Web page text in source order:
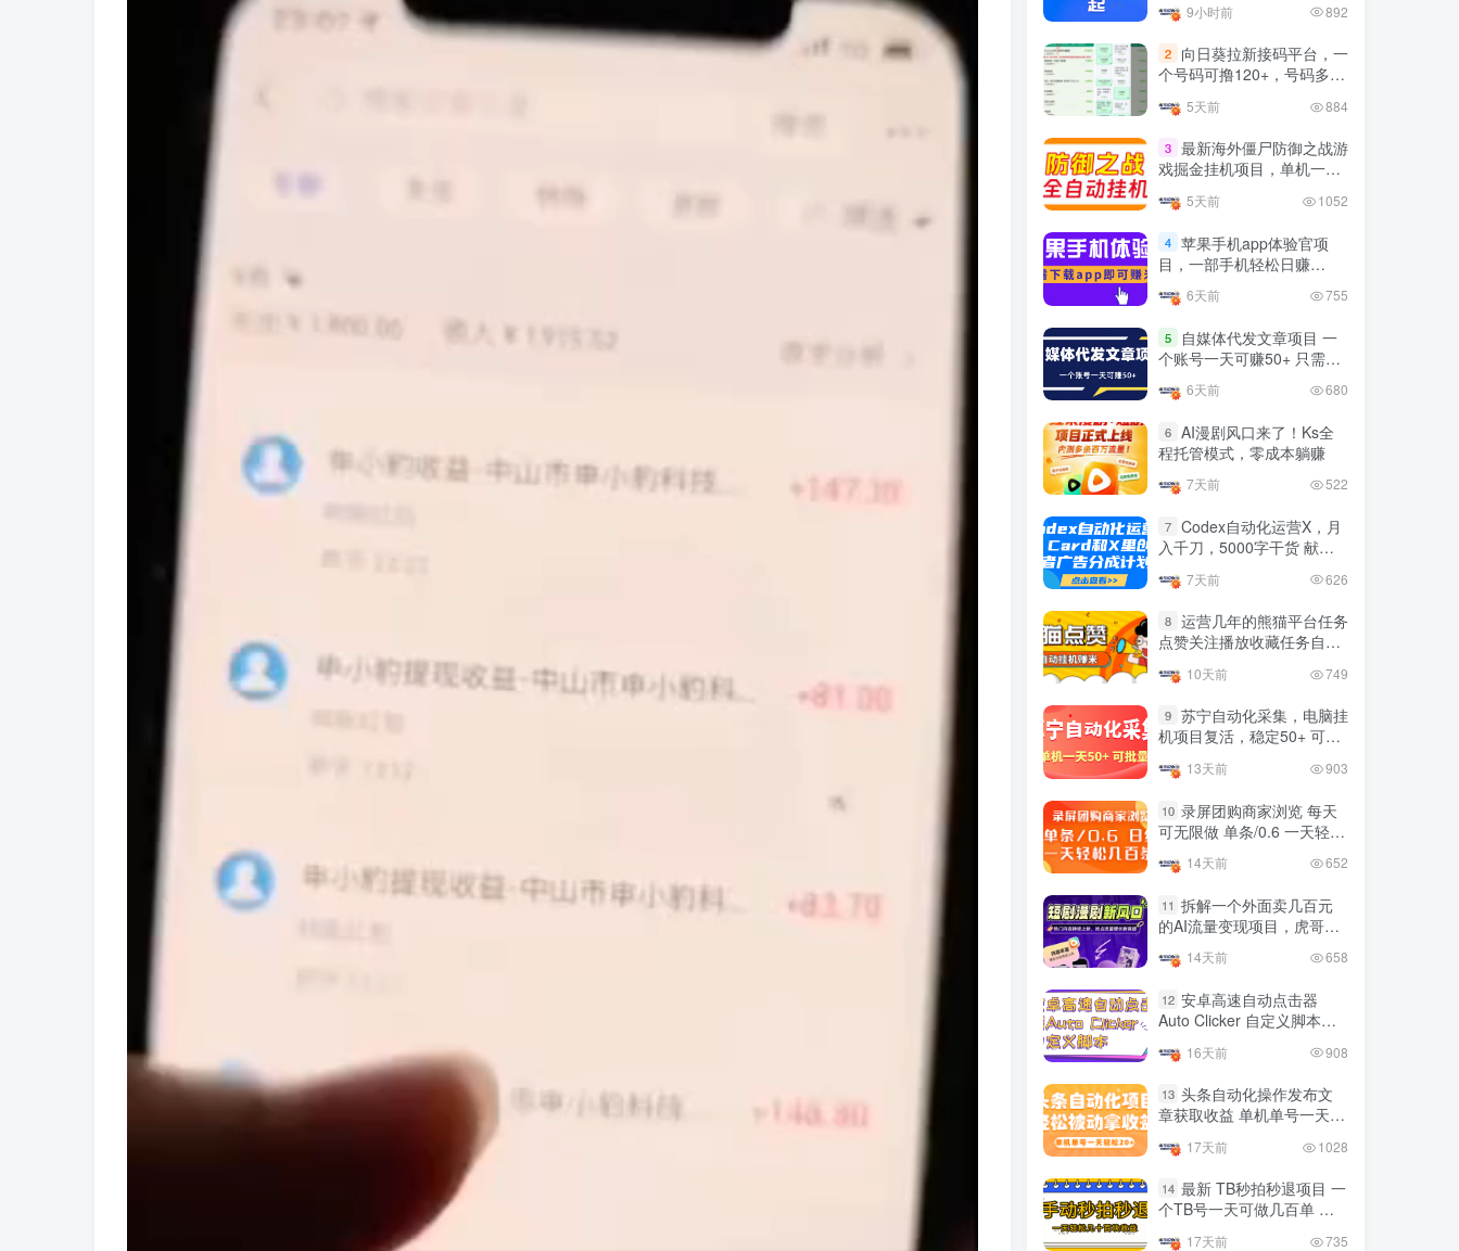
Google AdSense 新手接入
教程：虎哥手把手教你用网
站赚取美元收入
TOP2
质博主！
4年前 1.5W+人已阅读
网易云音乐黑胶会员，三个
官方免费领取教程，最高可
领1年
4年前 1.4W+人已阅读
十大电脑挂机赚钱
4年前 1.2W+人已阅读
TOP5
腾讯欢乐斗地主打金项目，
回收欢乐豆 一台电脑日收益
500+
3年前 5671人已阅读
TOP6
外面开车的三角洲出售脚
本，无卡密版本 单窗口日收
益30-70+ 可批量操作
1年前 4873人已阅读
TOP7
最新快手极速版秒货脚本，
直播间扫货必备神器【秒货
2年前 4555人已阅读
TOP8
0粉0基础抖音做旅游直播，
30天带货250万GMV，纯利
10万，及经验
TOP9
国内最多电脑挂机赚钱项目
TOP10
友情链接申请联系虎哥
元起9小时前 892
2
向日葵拉新接码平台，一
个号码可撸120+，号码多的
5天前 884
3 最新海外僵尸防御之战游
戏掘金挂机项目，单机一天
5天前 1052
4 苹果手机app体验官项
目，一部手机轻松日赚
载安装app即可获取高额收
益
6天前 755
5
自媒体代发文章项目 一
个账号一天可赚50+ 只需动
6天前 680
6 AI漫剧风口来了！Ks全
程托管模式，零成本躺赚
7天前 522
7 Codex自动化运营X，月
入千刀，5000字干货 献给
7天前 626
8 运营几年的熊猫平台任务
点赞关注播放收藏任务自动
量
10天前 749
9 苏宁自动化采集，电脑挂
机项目复活，稳定50+ 可批
13天前 903
10 录屏团购商家浏览 每天
可无限做 单条/0.6 一天轻松
14天前 652
11 拆解一个外面卖几百元
的AI流量变现项目，虎哥这
14天前 658
12 安卓高速自动点击器
Auto Clicker 自定义脚本、
工具16天前 908
13 头条自动化操作发布文
章获取收益 单机单号一天下
17天前 1028
14 最新 TB秒拍秒退项目 一
个TB号一天可做几百单 单
17天前 735